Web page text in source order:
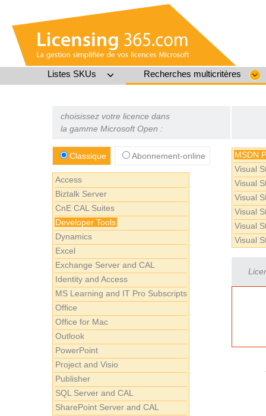
Listes SKUs Recherches multicritères
choisissez votre licence dans
la gamme Microsoft Open :
Classique Abonnement-online
Access
Biztalk Server
CnE CAL Suites
Developer Tools
Dynamics
Excel
Exchange Server and CAL
Identity and Access
MS Learning and IT Pro Subscripts
Office
Office for Mac
Outlook
PowerPoint
Project and Visio
Publisher
SQL Server and CAL
SharePoint Server and CAL
MSDN
Visual
Visual
Visual
Visual
Visual
Visual